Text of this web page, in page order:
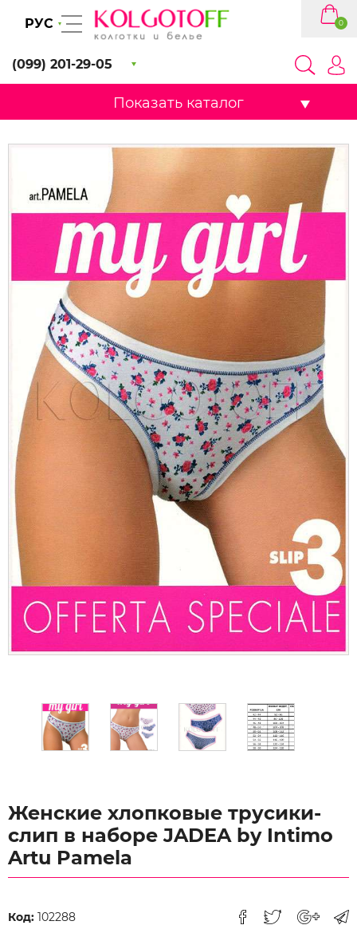
РУС
(099) 201-29-05
0
Показать каталог
Женские хлопковые трусики-
слип в наборе JADEA by Intimo
Artu Pamela
Код: 102288